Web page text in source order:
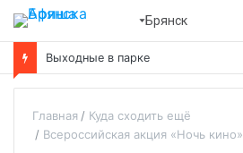
Брянск
Выходные в парке
Главная
Куда сходить ещё
Всероссийская акция «Ночь кино»